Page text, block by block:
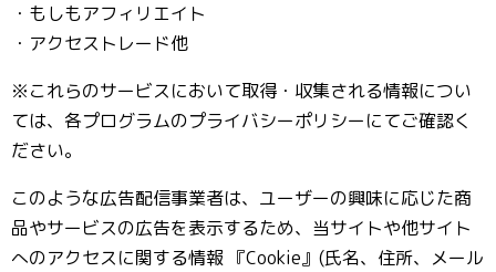
・もしもアフィリエイト
・アクセストレード他
※これらのサービスにおいて取得・収集される情報につい
ては、各プログラムのプライバシーポリシーにてご確認く
ださい。
このような広告配信事業者は、ユーザーの興味に応じた商
品やサービスの広告を表示するため、当サイトや他サイト
へのアクセスに関する情報 『Cookie』(氏名、住所、メール